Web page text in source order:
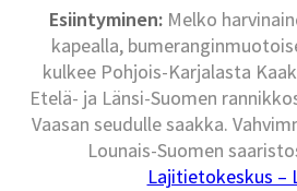
Esiintyminen: Melko
kapealla,
kulkee Pohjois-Karjalasta
Etelä- ja Länsi-Suomen
Vaasan seudulle saakka.
Lounais-Suomen
Lajitietokeskus –